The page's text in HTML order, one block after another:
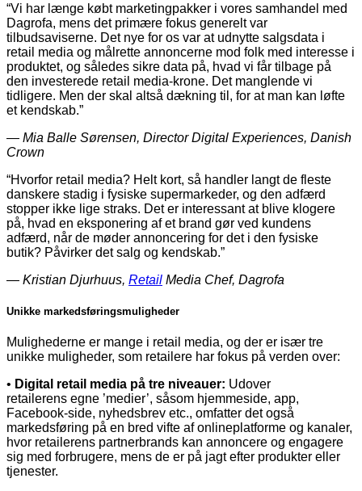
“Vi har længe købt marketingpakker i vores samhandel med
Dagrofa, mens det primære fokus generelt var
tilbudsaviserne. Det nye for os var at udnytte salgsdata i
retail media og målrette annoncerne mod folk med interesse i
produktet, og således sikre data på, hvad vi får tilbage på
den investerede retail media-krone. Det manglende vi
tidligere. Men der skal altså dækning til, for at man kan løfte
et kendskab.”
― Mia Balle Sørensen, Director Digital Experiences, Danish
Crown
“Hvorfor retail media? Helt kort, så handler langt de fleste
danskere stadig i fysiske supermarkeder, og den adfærd
stopper ikke lige straks. Det er interessant at blive klogere
på, hvad en eksponering af et brand gør ved kundens
adfærd, når de møder annoncering for det i den fysiske
butik? Påvirker det salg og kendskab.”
― Kristian Djurhuus, Retail Media Chef, Dagrofa
Unikke markedsføringsmuligheder
Mulighederne er mange i retail media, og der er især tre
unikke muligheder, som retailere har fokus på verden over:
• Digital retail media på tre niveauer: Udover
retailerens egne ’medier’, såsom hjemmeside, app,
Facebook-side, nyhedsbrev etc., omfatter det også
markedsføring på en bred vifte af onlineplatforme og kanaler,
hvor retailerens partnerbrands kan annoncere og engagere
sig med forbrugere, mens de er på jagt efter produkter eller
tjenester.